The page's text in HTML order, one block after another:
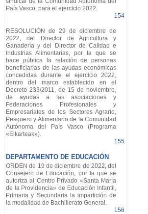
País Vasco, para el ejercicio 2022.
154
RESOLUCIÓN de 29 de diciembre de
2022, del Director de Agricultura y
Ganadería y del Director de Calidad e
Industrias Alimentarias, por la que se
hace pública la relación de personas
beneficiarias de las ayudas económicas
concedidas durante el ejercicio 2022,
dentro del marco establecido en el
Decreto 233/2011, de 15 de noviembre,
de ayudas a las asociaciones y
Federaciones Profesionales y
Empresariales de los Sectores Agrario,
Pesquero y Alimentario de la Comunidad
Autónoma del País Vasco (Programa
«Elkarteak»).
155
DEPARTAMENTO DE EDUCACIÓN
ORDEN de 19 de diciembre de 2022, del
Consejero de Educación, por la que se
autoriza al Centro Privado «Santa María
de la Providencia» de Educación Infantil,
Primaria y Secundaria la impartición de
la modalidad de Bachillerato General.
156